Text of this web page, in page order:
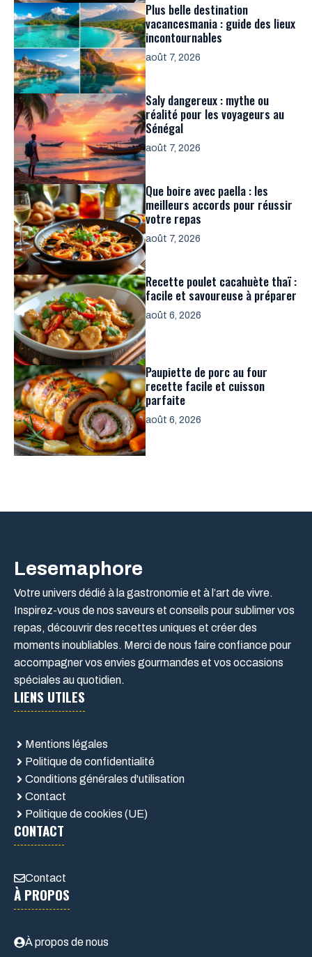
Plus belle destination
vacancesmania : guide des lieux
incontournables
août 7, 2026
Saly dangereux : mythe ou
réalité pour les voyageurs au
Sénégal
août 7, 2026
Que boire avec paella : les
meilleurs accords pour réussir
votre repas
août 7, 2026
Recette poulet cacahuète thaï :
facile et savoureuse à préparer
août 6, 2026
Paupiette de porc au four
recette facile et cuisson
parfaite
août 6, 2026
Lesemaphore
Votre univers dédié à la gastronomie et à l’art de vivre.
Inspirez-vous de nos saveurs et conseils pour sublimer vos
repas, découvrir des recettes uniques et créer des
moments inoubliables. Merci de nous faire confiance pour
accompagner vos envies gourmandes et vos occasions
spéciales au quotidien.
LIENS UTILES
Mentions légales
Politique de confidentialité
Conditions générales d'utilisation
Contact
Politique de cookies (UE)
CONTACT
Contact
À PROPOS
À propos de nous